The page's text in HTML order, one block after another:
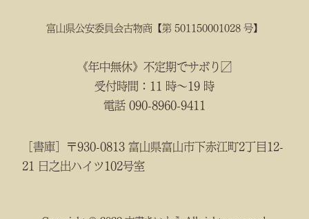
富山県公安委員会古物商【第 501150001028 号】
《年中無休》不定期でサボり〼
受付時間：11 時～19 時
電話 090-8960-9411
［書庫］〒930-0813 富山県富山市下赤江町2丁目12-
21 日之出ハイツ102号室